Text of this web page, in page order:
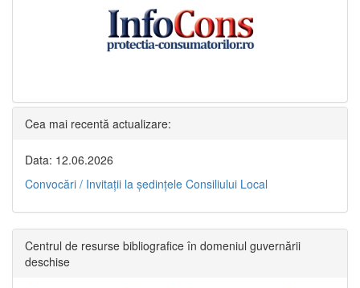
Cea mai recentă actualizare:
Data: 12.06.2026
Convocări / Invitaţii la şedinţele Consiliului Local
Centrul de resurse bibliografice în domeniul guvernării
deschise